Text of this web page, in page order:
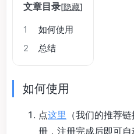
文章目录[隐藏]
1
如何使用
2
总结
如何使用
点这里 （我们的推荐
册，注册完成后即可